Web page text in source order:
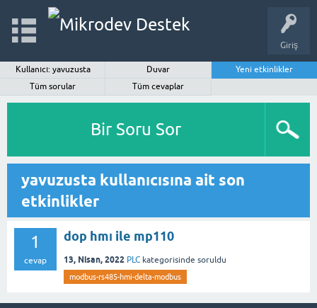
Giriş
Kullanıcı: yavuzusta Duvar
Yeni etkinlikler
Tüm sorular
Tüm cevaplar
Bir Soru Sor
yavuzusta kullanıcısına ait son
etkinlikler
1
cevap
dop hmı ile mp110
13, Nisan, 2022 PLC kategorisinde soruldu
modbus-rs485-hmi-delta-modbus